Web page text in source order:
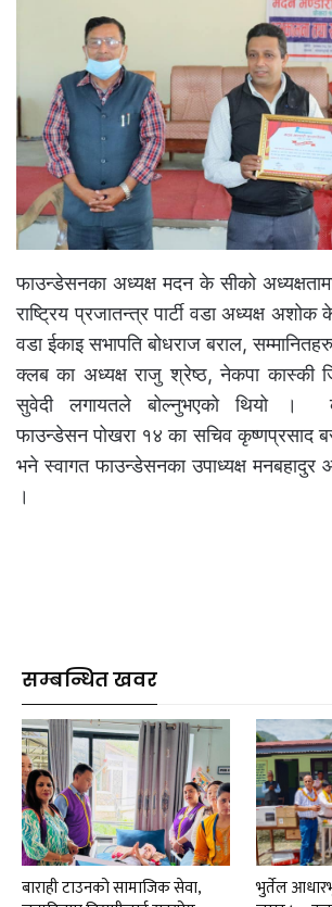
फाउन्डेसनका अध्यक्ष मदन के सीको
राष्ट्रिय प्रजातन्त्र पार्टी वडा अध्यक्ष
वडा ईकाइ सभापति बोधराज बराल,
क्लब का अध्यक्ष राजु श्रेष्ठ, नेकपा कास्की
सुवेदी लगायतले बोल्नुभएको थियो ।
फाउन्डेसन पोखरा १४ का सचिव कृष्णप्रसाद
भने स्वागत फाउन्डेसनका उपाध्यक्ष मनबहादुर
।
सम्बन्धित खवर
बाराही टाउनको सामाजिक सेवा,
भुर्तेल